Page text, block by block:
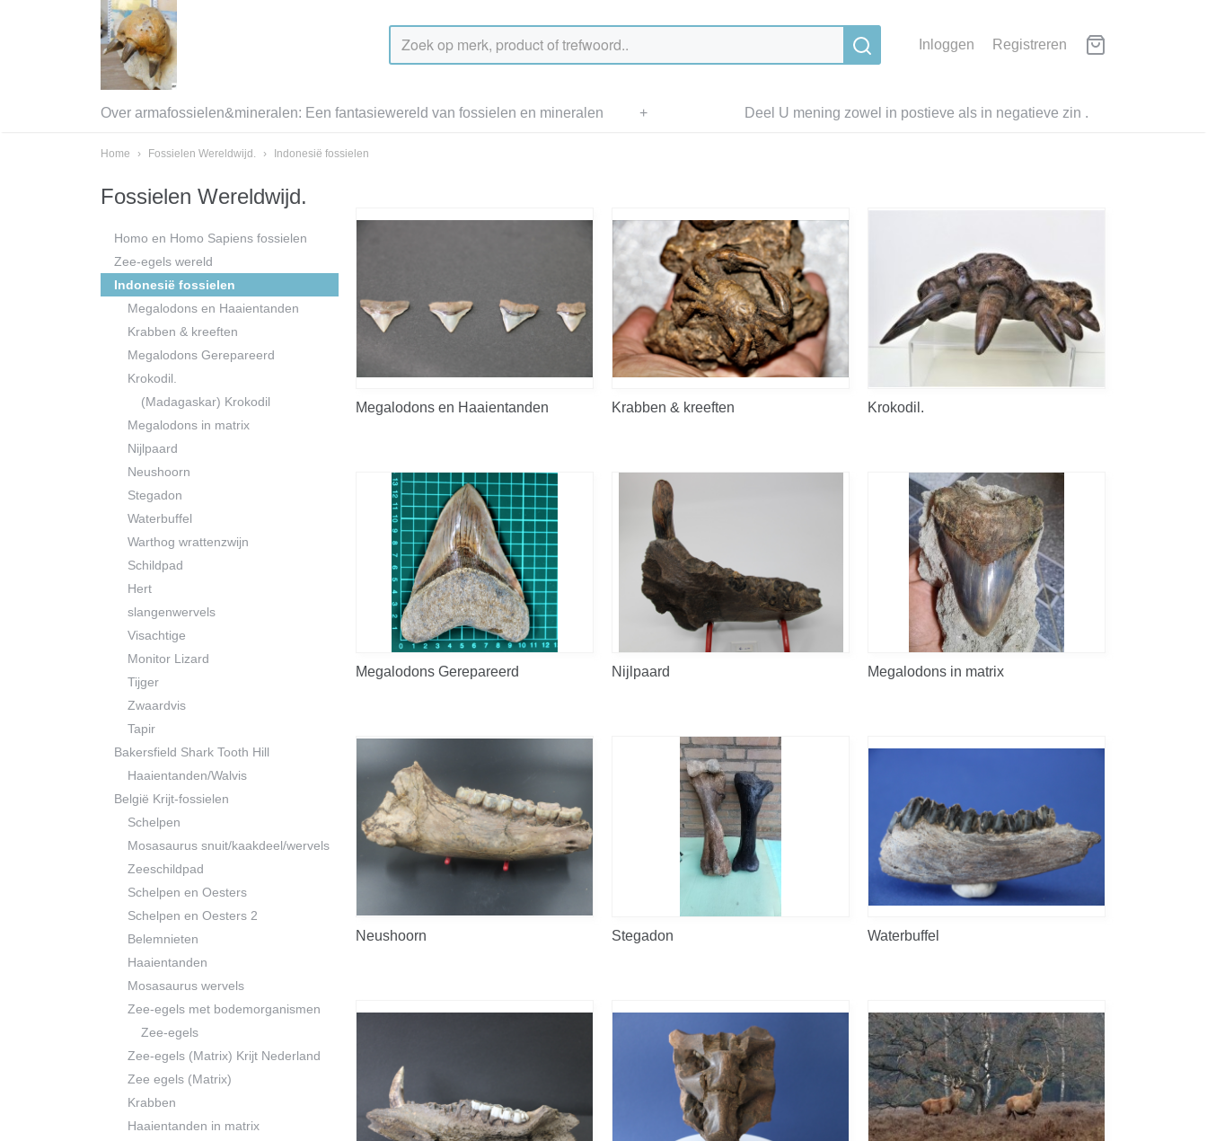
Inloggen Registreren
Deel U mening zowel in postieve als in negatieve zin .
Over armafossielen&mineralen: Een fantasiewereld van fossielen en mineralen +
Home › Fossielen Wereldwijd. › Indonesië fossielen
Fossielen Wereldwijd.
Homo en Homo Sapiens fossielen
Zee-egels wereld
Indonesië fossielen
Megalodons en Haaientanden
Krabben & kreeften
Megalodons Gerepareerd
Krokodil.
(Madagaskar) Krokodil
Megalodons in matrix
Nijlpaard
Neushoorn
Stegadon
Waterbuffel
Warthog wrattenzwijn
Schildpad
Hert
slangenwervels
Visachtige
Monitor Lizard
Tijger
Zwaardvis
Tapir
Bakersfield Shark Tooth Hill
Haaientanden/Walvis
België Krijt-fossielen
Schelpen
Mosasaurus snuit/kaakdeel/wervels
Zeeschildpad
Schelpen en Oesters
Schelpen en Oesters 2
Belemnieten
Haaientanden
Mosasaurus wervels
Zee-egels met bodemorganismen
Zee-egels
Zee-egels (Matrix) Krijt Nederland
Zee egels (Matrix)
Krabben
Haaientanden in matrix
Megalodons en Haaientanden Krabben & kreeften Krokodil.
Megalodons Gerepareerd Nijlpaard Megalodons in matrix
Neushoorn Stegadon Waterbuffel